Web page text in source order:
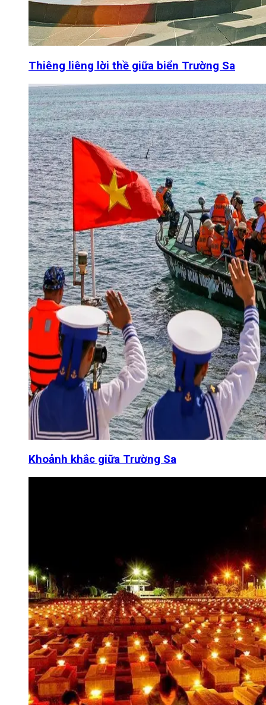
Thiêng liêng lời thề giữa biển Trường Sa
Khoảnh khắc giữa Trường Sa